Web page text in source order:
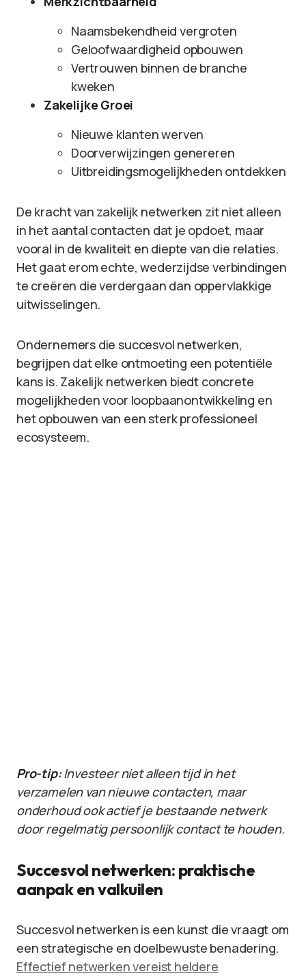
Naamsbekendheid vergroten
Geloofwaardigheid opbouwen
Vertrouwen binnen de branche
kweken
Zakelijke Groei
Nieuwe klanten werven
Doorverwijzingen genereren
Uitbreidingsmogelijkheden ontdekken
De kracht van zakelijk netwerken zit niet alleen
in het aantal contacten dat je opdoet, maar
vooral in de kwaliteit en diepte van die relaties.
Het gaat erom echte, wederzijdse verbindingen
te creëren die verdergaan dan oppervlakkige
uitwisselingen.
Ondernemers die succesvol netwerken,
begrijpen dat elke ontmoeting een potentiële
kans is. Zakelijk netwerken biedt concrete
mogelijkheden voor loopbaanontwikkeling en
het opbouwen van een sterk professioneel
ecosysteem.
Pro-tip:Investeer niet alleen tijd in het
verzamelen van nieuwe contacten, maar
onderhoud ook actief je bestaande netwerk
door regelmatig persoonlijk contact te houden.
Succesvol netwerken: praktische
aanpak en valkuilen
Succesvol netwerken is een kunst die vraagt om
een strategische en doelbewuste benadering.
Effectief netwerken vereist heldere